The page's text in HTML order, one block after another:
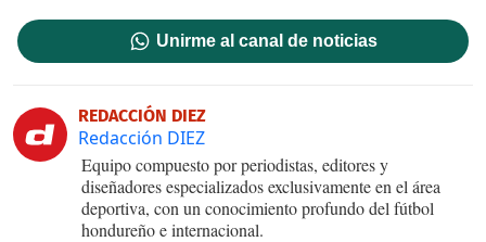
Unirme al canal de noticias
REDACCIÓN DIEZ
Redacción DIEZ
Equipo compuesto por periodistas, editores y
diseñadores especializados exclusivamente en el área
deportiva, con un conocimiento profundo del fútbol
hondureño e internacional.